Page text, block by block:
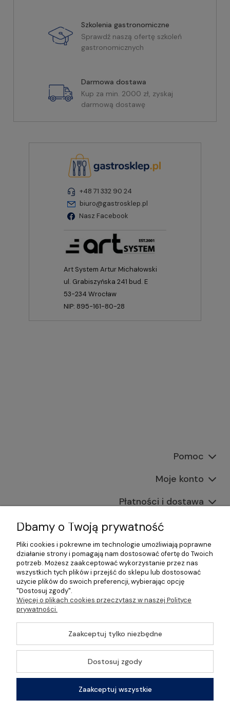
Szkolenia gastronomiczne
Sprawdź naszą ofertę szkoleń
gastronomicznych
Darmowa dostawa
Kup za min. 2000 zł, zyskaj
darmową dostawę
+48 71 332 90 24
biuro@gastrosklep.pl
Nasz Facebook
Art System Artur Michałowski
ul. Grabiszyńska 241 bud. E
53-234 Wrocław
NIP: 895-161-80-28
Pomoc
Moje konto
Płatności i dostawa
Informacje
O nas
©2026 Wszelkie Prawa Zastrzeżone | Gastrosklep |
Wyposażenie gastronomii, restauracji oraz barów
Szablon Master byEcommercy
Pokaż pełną wersję strony
Sklep internetowy Shoper Premium
Dbamy o Twoją prywatność
Pliki cookies i pokrewne im technologie umożliwiają poprawne
działanie strony i pomagają nam dostosować ofertę do Twoich
potrzeb. Możesz zaakceptować wykorzystanie przez nas
wszystkich tych plików i przejść do sklepu lub dostosować
użycie plików do swoich preferencji, wybierając opcję
"Dostosuj zgody".
Więcej o plikach cookies przeczytasz w naszej Polityce
prywatności.
Zaakceptuj tylko niezbędne
Dostosuj zgody
Zaakceptuj wszystkie